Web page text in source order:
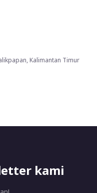
Kalimantan Timur
kami